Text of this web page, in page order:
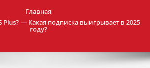
Главная
Plus? — Какая подписка выигрывает в 2025
году?